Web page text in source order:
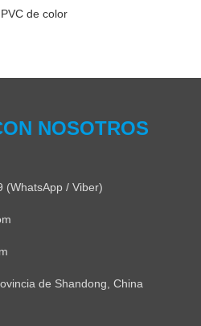
de color
NOSOTROS
(WhatsApp / Viber)
de Shandong, China